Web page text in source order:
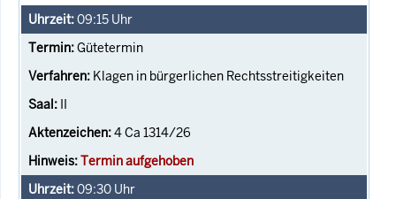
09:15 Uhr
Gütetermin
Klagen in bürgerlichen Rechtsstreitigkeiten
II
4 Ca 1314/26
Termin aufgehoben
09:30 Uhr